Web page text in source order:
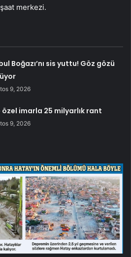
merkezi.
Boğazı’nı sis yuttu! Göz gözü
9, 2026
özel imarla 25 milyarlık rant
9, 2026